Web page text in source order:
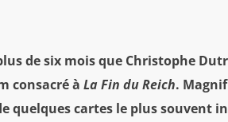
de six mois que Christophe
consacré àLa Fin du Reich.
quelques cartes le plus souvent